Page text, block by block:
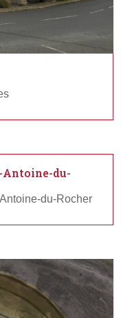
du-
du-Rocher